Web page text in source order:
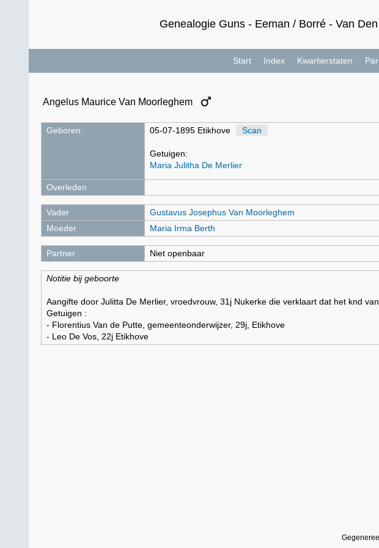
Genealogie Guns - Eeman / Borré - Van
Start Index Kwartierstaten
Angelus Maurice Van Moorleghem
Geboren 05-07-1895 Etikhove Scan
Getuigen:
Maria Julitha De Merlier
Overleden
Vader
Gustavus Josephus Van Moorleghem
Moeder
Maria Irma Berth
Partner Niet openbaar
Notitie bij geboorte
Aangifte door Julitta De Merlier, vroedvrouw, 31j Nukerke die verklaart dat het knd
Getuigen :
- Florentius Van de Putte, gemeenteonderwijzer, 29j, Etikhove
- Leo De Vos, 22j Etikhove